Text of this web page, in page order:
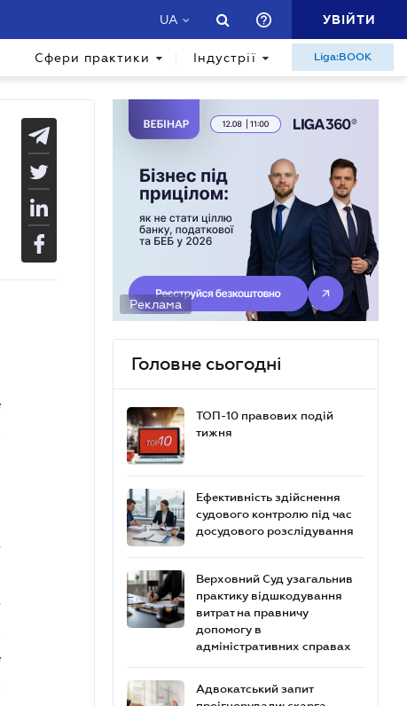
UA УВІЙТИ
Сфери практики Індустрії Liga:BOOK
Реклама
Головне сьогодні
ТОП-10 правових подій
тижня
Ефективність здійснення
судового контролю під час
досудового розслідування
Верховний Суд узагальнив
практику відшкодування
витрат на правничу
допомогу в
адміністративних справах
Адвокатський запит